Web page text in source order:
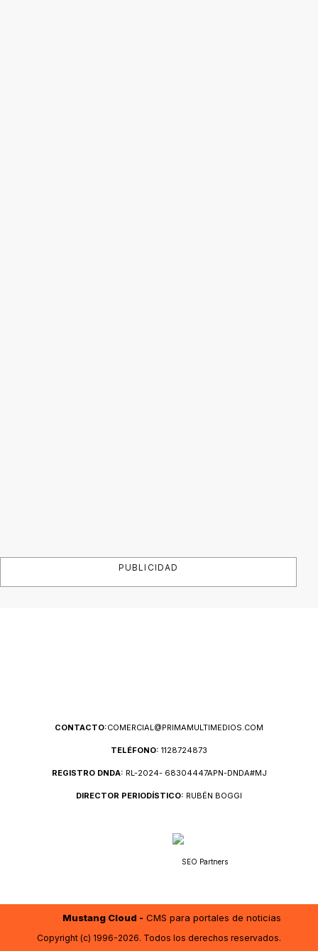
PUBLICIDAD
CONTACTO:COMERCIAL@PRIMAMULTIMEDIOS.COM
TELÉFONO: 1128724873
REGISTRO DNDA: RL-2024- 68304447APN-DNDA#MJ
DIRECTOR PERIODÍSTICO: RUBÉN BOGGI
SEO Partners
Mustang Cloud - CMS para portales de noticias
Copyright (c) 1996-2026. Todos los derechos reservados.